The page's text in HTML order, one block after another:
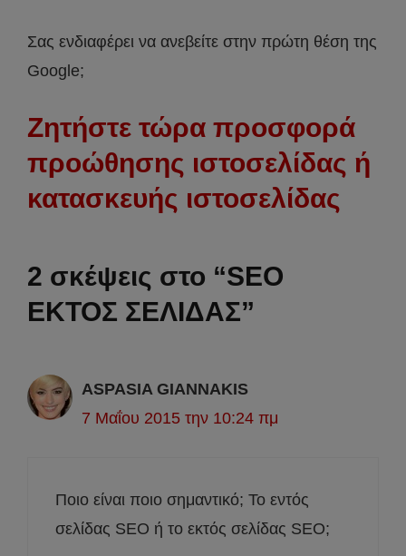
Σας ενδιαφέρει να ανεβείτε στην πρώτη θέση της
Google;
Ζητήστε τώρα προσφορά
προώθησης ιστοσελίδας ή
κατασκευής ιστοσελίδας
2 σκέψεις στο “SEO
ΕΚΤΟΣ ΣΕΛΙΔΑΣ”
ASPASIA GIANNAKIS
7 Μαΐου 2015 την 10:24 πμ
Ποιο είναι ποιο σημαντικό; Το εντός
σελίδας SEO ή το εκτός σελίδας SEO;